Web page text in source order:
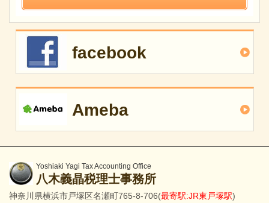
facebook
Ameba
Yoshiaki Yagi Tax Accounting Office
八木義晶税理士事務所
神奈川県横浜市戸塚区名瀬町765-8-706(最寄駅:JR東戸塚駅)